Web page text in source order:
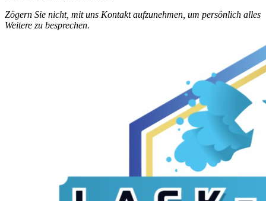
Zögern Sie nicht, mit uns Kontakt aufzunehmen, um persönlich alles
Weitere zu besprechen.